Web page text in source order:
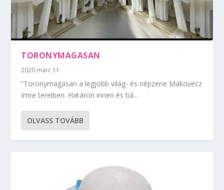
TORONYMAGASAN
2020 márc 11
“Toronymagasan a legjobb világ- és népzene Makovecz
Imre tereiben. Határon innen és túl...
OLVASS TOVÁBB